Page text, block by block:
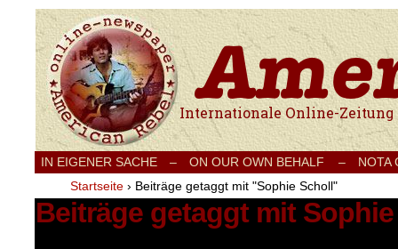
Internationale Onlinezeitung für Frieden,
IN EIGENER SACHE – ON OUR OWN BEHALF –
NOTA
Startseite › Beiträge getaggt mit "Sophie Scholl"
Beiträge getaggt mit